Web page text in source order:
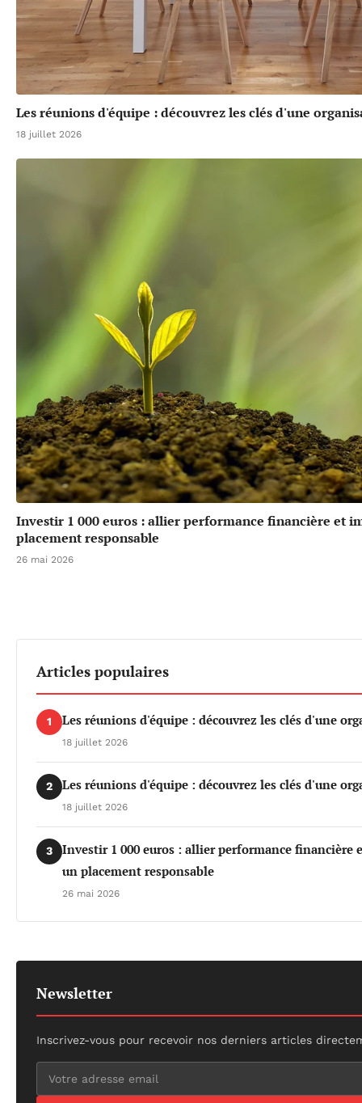
Les réunions d'équipe : découvrez les clés d'une
18 juillet 2026
Investir 1 000 euros : allier performance financière et
placement responsable
26 mai 2026
Articles populaires
1 Les réunions d'équipe : découvrez les clés d'une
18 juillet 2026
2 Les réunions d'équipe : découvrez les clés d'une
18 juillet 2026
3
Investir 1 000 euros : allier performance financière
un placement responsable
26 mai 2026
Newsletter
Inscrivez-vous pour recevoir nos derniers articles